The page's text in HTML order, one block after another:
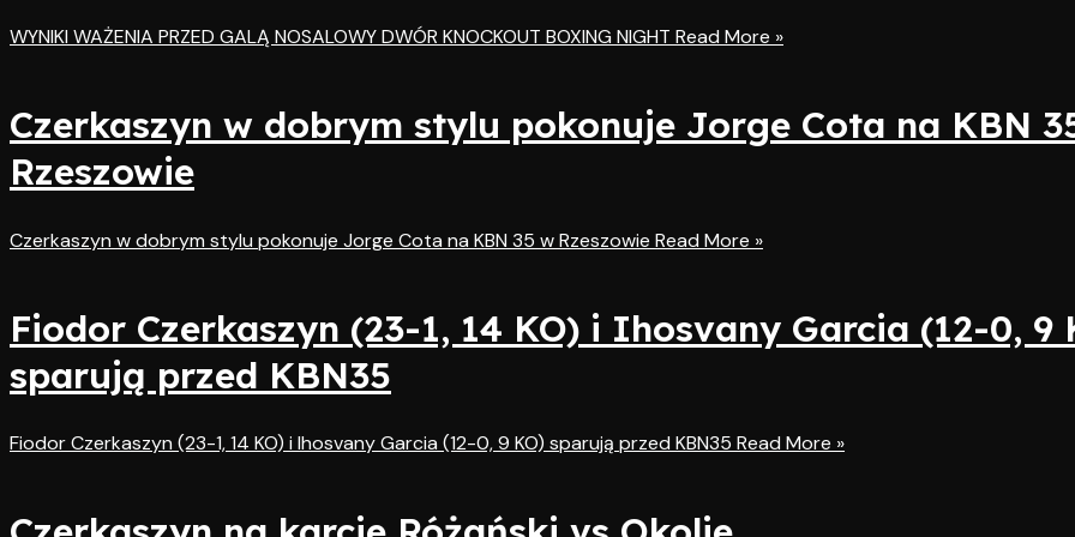
WYNIKI WAŻENIA PRZED GALĄ NOSALOWY DWÓR KNOCKOUT BOXING NIGHT Read More »
Czerkaszyn w dobrym stylu pokonuje Jorge Cota na KBN
Rzeszowie
Czerkaszyn w dobrym stylu pokonuje Jorge Cota na KBN 35 w Rzeszowie Read More »
Fiodor Czerkaszyn (23-1, 14 KO) i Ihosvany Garcia (12-0, 9
sparują przed KBN35
Fiodor Czerkaszyn (23-1, 14 KO) i Ihosvany Garcia (12-0, 9 KO) sparują przed KBN35 Read More »